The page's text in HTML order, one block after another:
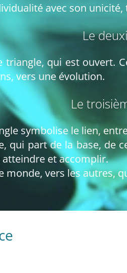
avec son
Le
triangle, qui est ouvert.
vers une évolution.
Le
symbolise le lien,
qui part de la base, de
atteindre et accomplir.
monde, vers les